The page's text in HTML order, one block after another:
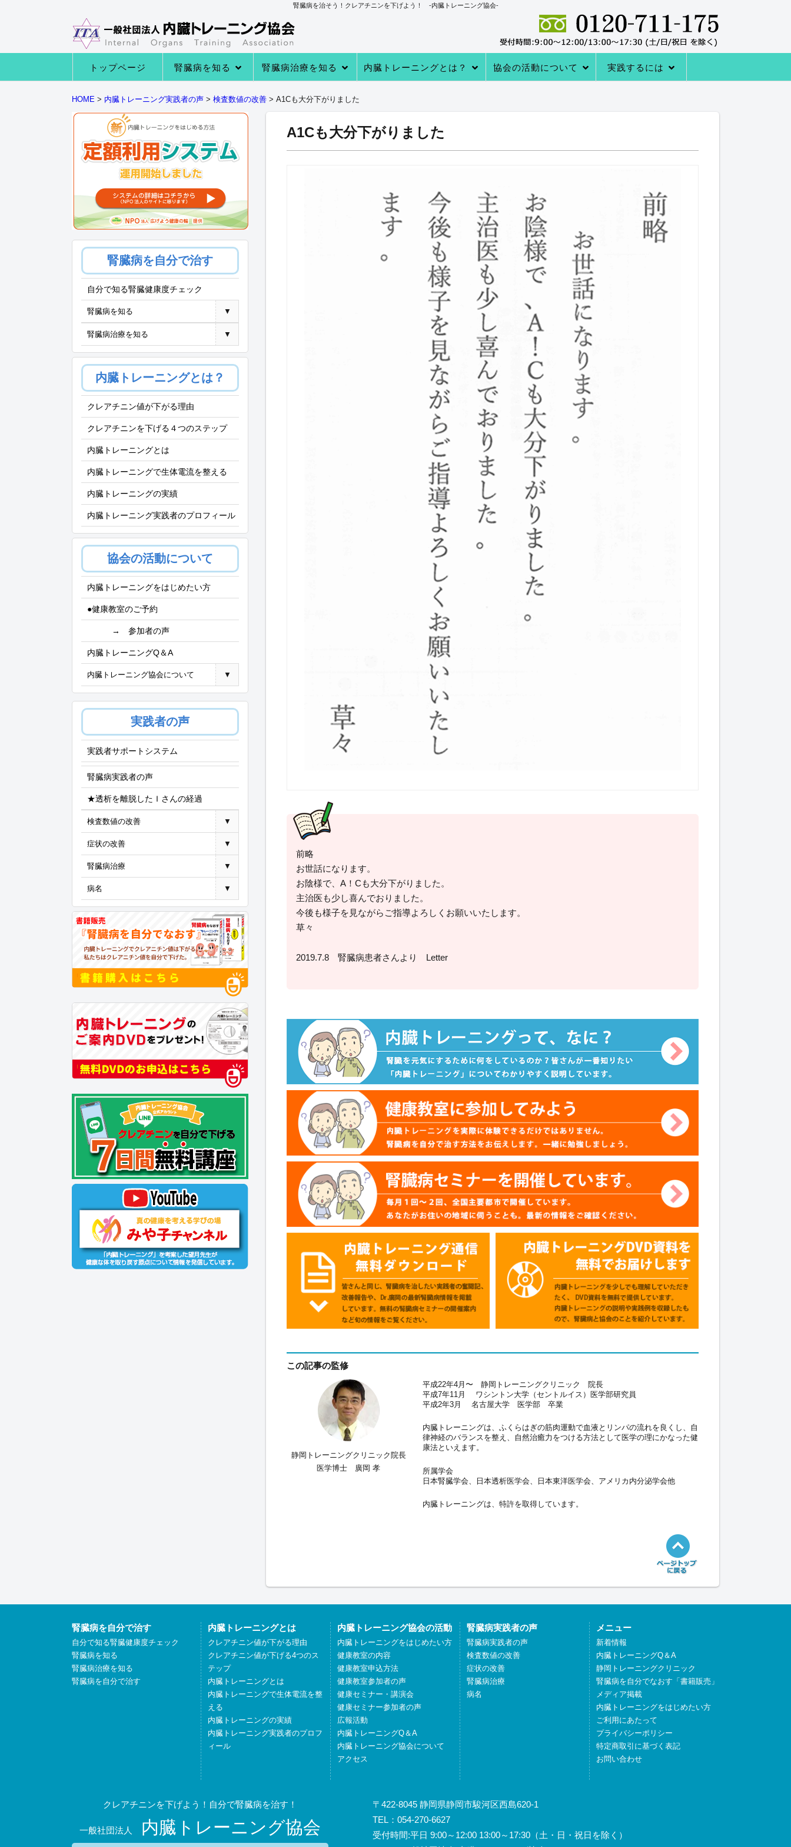
腎臓病を治そう！クレアチニンを下げよう！ -内臓トレーニング協会-
トップページ 腎臓病を知る 腎臓病治療を知る 内臓トレーニングとは？ 協会の活動について 実践するには
HOME > 内臓トレーニング実践者の声 > 検査数値の改善 > A1Cも大分下がりました
A1Cも大分下がりました
前略
お世話になります。
お陰様で、A！Cも大分下がりました。
主治医も少し喜んでおりました。
今後も様子を見ながらご指導よろしくお願いいたします。
草々
2019.7.8 腎臓病患者さんより Letter
この記事の監修
静岡トレーニングクリニック院長
医学博士 廣岡 孝
平成22年4月〜 静岡トレーニングクリニック 院長
平成7年11月 ワシントン大学（セントルイス）医学部研究員
平成2年3月 名古屋大学 医学部 卒業
内臓トレーニングは、ふくらはぎの筋肉運動で血液とリンパの流れを良くし、自
律神経のバランスを整え、自然治癒力をつける方法として医学の理にかなった健
康法といえます。
所属学会
日本腎臓学会、日本透析医学会、日本東洋医学会、アメリカ内分泌学会他
内臓トレーニングは、特許を取得しています。
腎臓病を自分で治す
自分で知る腎臓健康度チェック
腎臓病を知る ▼
腎臓病治療を知る ▼
内臓トレーニングとは？
クレアチニン値が下がる理由
クレアチニンを下げる４つのステップ
内臓トレーニングとは
内臓トレーニングで生体電流を整える
内臓トレーニングの実績
内臓トレーニング実践者のプロフィール
協会の活動について
内臓トレーニングをはじめたい方
●健康教室のご予約
→ 参加者の声
内臓トレーニングQ＆A
内臓トレーニング協会について ▼
実践者の声
実践者サポートシステム
腎臓病実践者の声
★透析を離脱したＩさんの経過
検査数値の改善 ▼
症状の改善 ▼
腎臓病治療 ▼
病名 ▼
腎臓病を自分で治す
自分で知る腎臓健康度チェック
腎臓病を知る
腎臓病治療を知る
腎臓病を自分で治す
内臓トレーニングとは
クレアチニン値が下がる理由
クレアチニン値が下げる4つのス
テップ
内臓トレーニングとは
内臓トレーニングで生体電流を整
える
内臓トレーニングの実績
内臓トレーニング実践者のプロフ
ィール
内臓トレーニング協会の活動
内臓トレーニングをはじめたい方
健康教室の内容
健康教室申込方法
健康教室参加者の声
健康セミナー・講演会
健康セミナー参加者の声
広報活動
内臓トレーニングQ＆A
内臓トレーニング協会について
アクセス
腎臓病実践者の声
腎臓病実践者の声
検査数値の改善
症状の改善
腎臓病治療
病名
メニュー
新着情報
内臓トレーニングQ＆A
静岡トレーニングクリニック
腎臓病を自分でなおす「書籍販売」
メディア掲載
内臓トレーニングをはじめたい方
ご利用にあたって
プライバシーポリシー
特定商取引に基づく表記
お問い合わせ
クレアチニンを下げよう！自分で腎臓病を治す！
一般社団法人 内臓トレーニング協会
〒422-8045 静岡県静岡市駿河区西島620-1
TEL：054-270-6627
受付時間:平日 9:00～12:00 13:00～17:30（土・日・祝日を除く）